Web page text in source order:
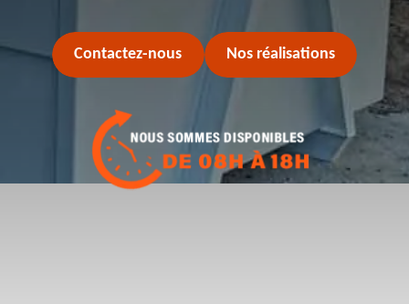
Contactez-nous Nos réalisations